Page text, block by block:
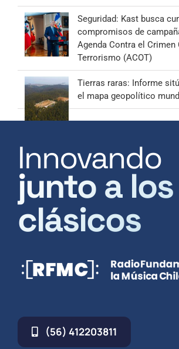
Seguridad: Kast busca
compromisos de
Agenda Contra el Crimen
Terrorismo (ACOT)
Tierras raras: Informe
el mapa geopolítico
Innovando
junto a los
clásicos
(56) 412203811